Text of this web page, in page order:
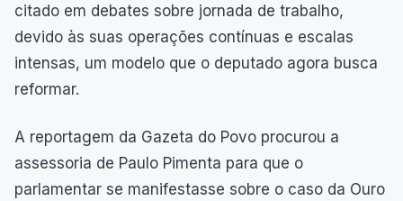
citado em debates sobre jornada de trabalho,
devido às suas operações contínuas e escalas
intensas, um modelo que o deputado agora busca
reformar.
A reportagem da Gazeta do Povo procurou a
assessoria de Paulo Pimenta para que o
parlamentar se manifestasse sobre o caso da Ouro